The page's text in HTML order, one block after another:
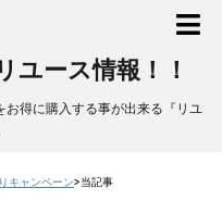
ユース情報！！
得に購入する事が出来る『リユ
キャンペーン>当記事